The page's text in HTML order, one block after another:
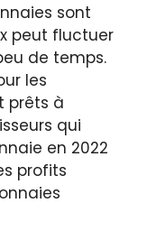
sont
peut fluctuer
de temps.
les
prêts à
qui
en 2022
profits